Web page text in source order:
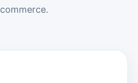
commerce.